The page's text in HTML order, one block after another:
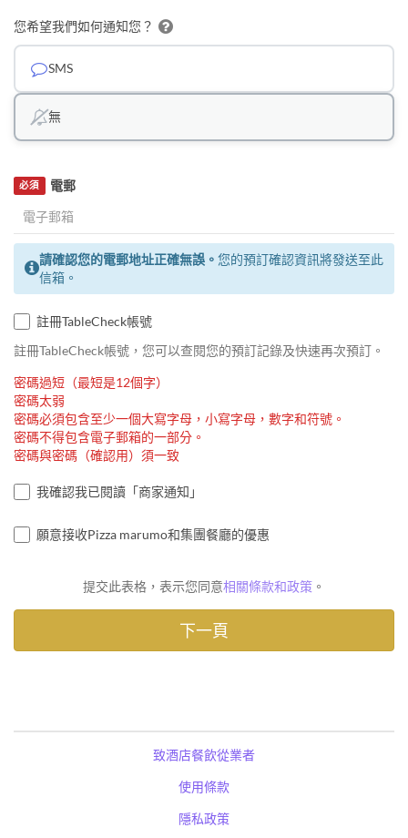
您希望我們如何通知您？
SMS
無
電郵
必須
請確認您的電郵地址正確無誤。 您的預訂確認資訊將發送至此
信箱。
註冊TableCheck帳號
註冊TableCheck帳號，您可以查閱您的預訂記錄及快速再次預訂。
密碼過短（最短是12個字）
密碼太弱
密碼必須包含至少一個大寫字母，小寫字母，數字和符號。
密碼不得包含電子郵箱的一部分。
密碼與密碼（確認用）須一致
我確認我已閱讀「商家通知」
願意接收Pizza marumo和集團餐廳的優惠
提交此表格，表示您同意相關條款和政策 。
致酒店餐飲從業者
使用條款
隱私政策